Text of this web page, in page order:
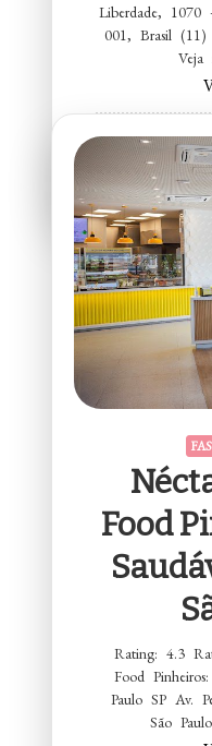
Liberdade, 1070
001, Brasil (11)
Veja
Food
Rating: 4.3
Food
Paulo SP Av.
São